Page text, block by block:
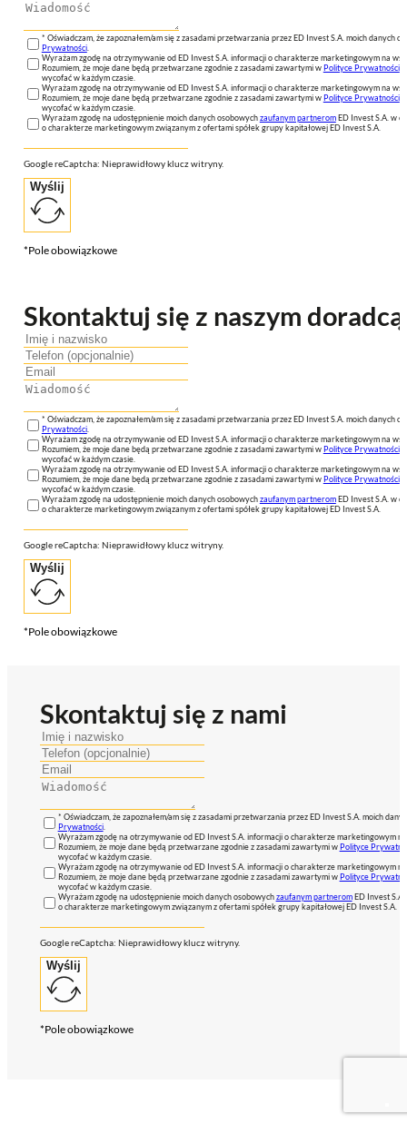
* Oświadczam, że zapoznałem/am się z zasadami przetwarzania przez ED Invest S.A. moich danych
Prywatności.
Wyrażam zgodę na otrzymywanie od ED Invest S.A. informacji o charakterze marketingowym na
Rozumiem, że moje dane będą przetwarzane zgodnie z zasadami zawartymi wPolityce Prywatności
wycofać w każdym czasie.
Wyrażam zgodę na otrzymywanie od ED Invest S.A. informacji o charakterze marketingowym na
Rozumiem, że moje dane będą przetwarzane zgodnie z zasadami zawartymi wPolityce Prywatności
wycofać w każdym czasie.
Wyrażam zgodę na udostępnienie moich danych osobowychzaufanym partneromED Invest S.A. w
o charakterze marketingowym związanym z ofertami spółek grupy kapitałowej ED Invest S.A.
Google reCaptcha: Nieprawidłowy klucz witryny.
Wyślij
*Pole obowiązkowe
Skontaktuj się z naszym doradcą
* Oświadczam, że zapoznałem/am się z zasadami przetwarzania przez ED Invest S.A. moich danych
Prywatności.
Wyrażam zgodę na otrzymywanie od ED Invest S.A. informacji o charakterze marketingowym na
Rozumiem, że moje dane będą przetwarzane zgodnie z zasadami zawartymi wPolityce Prywatności
wycofać w każdym czasie.
Wyrażam zgodę na otrzymywanie od ED Invest S.A. informacji o charakterze marketingowym na
Rozumiem, że moje dane będą przetwarzane zgodnie z zasadami zawartymi wPolityce Prywatności
wycofać w każdym czasie.
Wyrażam zgodę na udostępnienie moich danych osobowychzaufanym partneromED Invest S.A. w
o charakterze marketingowym związanym z ofertami spółek grupy kapitałowej ED Invest S.A.
Google reCaptcha: Nieprawidłowy klucz witryny.
Wyślij
*Pole obowiązkowe
Skontaktuj się z nami
* Oświadczam, że zapoznałem/am się z zasadami przetwarzania przez ED Invest S.A. moich
Prywatności.
Wyrażam zgodę na otrzymywanie od ED Invest S.A. informacji o charakterze marketingowym
Rozumiem, że moje dane będą przetwarzane zgodnie z zasadami zawartymi wPolityce
wycofać w każdym czasie.
Wyrażam zgodę na otrzymywanie od ED Invest S.A. informacji o charakterze marketingowym
Rozumiem, że moje dane będą przetwarzane zgodnie z zasadami zawartymi wPolityce
wycofać w każdym czasie.
Wyrażam zgodę na udostępnienie moich danych osobowychzaufanym partneromED Invest
o charakterze marketingowym związanym z ofertami spółek grupy kapitałowej ED Invest S.A.
Google reCaptcha: Nieprawidłowy klucz witryny.
Wyślij
*Pole obowiązkowe